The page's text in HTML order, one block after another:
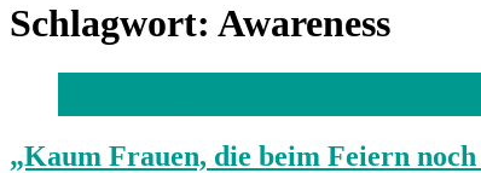
Schlagwort: Awareness
„Kaum Frauen, die beim Feiern